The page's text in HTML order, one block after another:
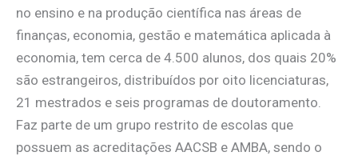
no ensino e na produção científica nas áreas de
finanças, economia, gestão e matemática aplicada à
economia, tem cerca de 4.500 alunos, dos quais 20%
são estrangeiros, distribuídos por oito licenciaturas,
21 mestrados e seis programas de doutoramento.
Faz parte de um grupo restrito de escolas que
possuem as acreditações AACSB e AMBA, sendo o